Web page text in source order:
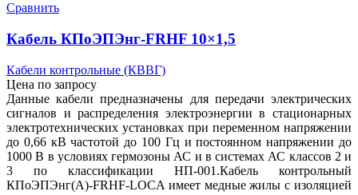
Сравнить
Кабель КПоЭПЭнг-FRHF 10×1,5
Кабели контрольные (КВВГ)
Цена по запросу
Данные кабели предназначены для передачи электрических
сигналов и распределения электроэнергии в стационарных
электротехнических установках при переменном напряжении
до 0,66 кВ частотой до 100 Гц и постоянном напряжении до
1000 В в условиях гермозоны АС и в системах АС классов 2 и
3 по классификации НП-001.Кабель контрольный
КПоЭПЭнг(А)-FRHF-LOCA имеет медные жилы с изоляцией